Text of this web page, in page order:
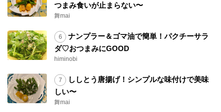
つまみ食いが止まらない〜
舞mai
ナンプラー＆ゴマ油で簡単！パクチーサラ
ダ♡おつまみにGOOD
himinobi
ししとう唐揚げ！シンプルな味付けで美味
しい〜
舞mai